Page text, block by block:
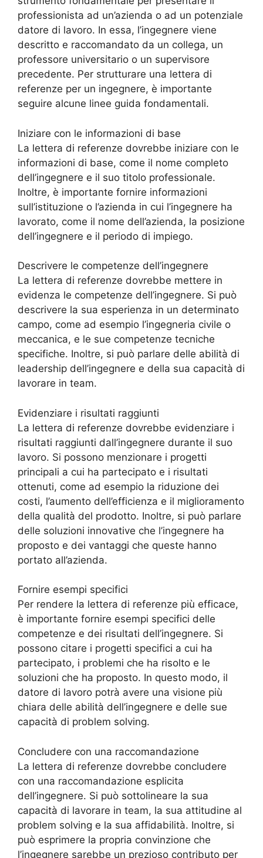
professionista ad un’azienda o ad un potenziale
datore di lavoro. In essa, l’ingegnere viene
descritto e raccomandato da un collega, un
professore universitario o un supervisore
precedente. Per strutturare una lettera di
referenze per un ingegnere, è importante
seguire alcune linee guida fondamentali.
Iniziare con le informazioni di base
La lettera di referenze dovrebbe iniziare con le
informazioni di base, come il nome completo
dell’ingegnere e il suo titolo professionale.
Inoltre, è importante fornire informazioni
sull’istituzione o l’azienda in cui l’ingegnere ha
lavorato, come il nome dell’azienda, la posizione
dell’ingegnere e il periodo di impiego.
Descrivere le competenze dell’ingegnere
La lettera di referenze dovrebbe mettere in
evidenza le competenze dell’ingegnere. Si può
descrivere la sua esperienza in un determinato
campo, come ad esempio l’ingegneria civile o
meccanica, e le sue competenze tecniche
specifiche. Inoltre, si può parlare delle abilità di
leadership dell’ingegnere e della sua capacità di
lavorare in team.
Evidenziare i risultati raggiunti
La lettera di referenze dovrebbe evidenziare i
risultati raggiunti dall’ingegnere durante il suo
lavoro. Si possono menzionare i progetti
principali a cui ha partecipato e i risultati
ottenuti, come ad esempio la riduzione dei
costi, l’aumento dell’efficienza e il miglioramento
della qualità del prodotto. Inoltre, si può parlare
delle soluzioni innovative che l’ingegnere ha
proposto e dei vantaggi che queste hanno
portato all’azienda.
Fornire esempi specifici
Per rendere la lettera di referenze più efficace,
è importante fornire esempi specifici delle
competenze e dei risultati dell’ingegnere. Si
possono citare i progetti specifici a cui ha
partecipato, i problemi che ha risolto e le
soluzioni che ha proposto. In questo modo, il
datore di lavoro potrà avere una visione più
chiara delle abilità dell’ingegnere e delle sue
capacità di problem solving.
Concludere con una raccomandazione
La lettera di referenze dovrebbe concludere
con una raccomandazione esplicita
dell’ingegnere. Si può sottolineare la sua
capacità di lavorare in team, la sua attitudine al
problem solving e la sua affidabilità. Inoltre, si
può esprimere la propria convinzione che
l’ingegnere sarebbe un prezioso contributo per